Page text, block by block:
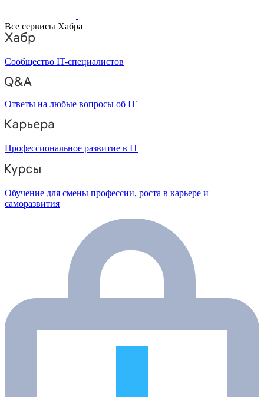
Все сервисы Хабра
Сообщество IT-специалистов
Ответы на любые вопросы об IT
Профессиональное развитие в IT
Обучение для смены профессии, роста в карьере и
саморазвития